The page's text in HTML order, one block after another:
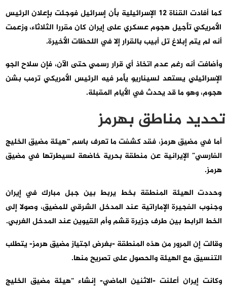
كما أفادت القناة 12 الإسرائيلية بأن إسرائيل فوجئت بإعلان الرئيس
الأمريكي تأجيل هجوم عسكري على إيران كان مقررا الثلاثاء، وزعمت
أنه لم يتم إبلاغ تل أبيب بالقرار إلا في اللحظات الأخيرة.
وأضافت أنه رغم عدم اتخاذ أي قرار رسمي حتى الآن، فإن سلاح الجو
الإسرائيلي يستعد لسيناريو يأمر فيه الرئيس الأمريكي ترمب بشن
هجوم، وهو ما قد يحدث في الأيام المقبلة.
تحديد مناطق بهرمز
أما في مضيق هرمز، فقد كشفت ما تعرف باسم “هيئة مضيق الخليج
الفارسي” الإيرانية عن منطقة بحرية خاضعة لسيطرتها في مضيق
هرمز.
وحددت الهيئة المنطقة بخط يربط بين جبل مبارك في إيران
وجنوب الفجيرة الإماراتية عند المدخل الشرقي للمضيق، وصولا إلى
الخط الرابط بين طرف جزيرة قشم وأم القيوين عند المدخل الغربي.
وقالت إن المرور من هذه المنطقة -بغرض اجتياز مضيق هرمز- يتطلب
التنسيق مع الهيئة والحصول على تصريح منها.
وكانت إيران أعلنت -الاثنين الماضي- إنشاء “هيئة مضيق الخليج